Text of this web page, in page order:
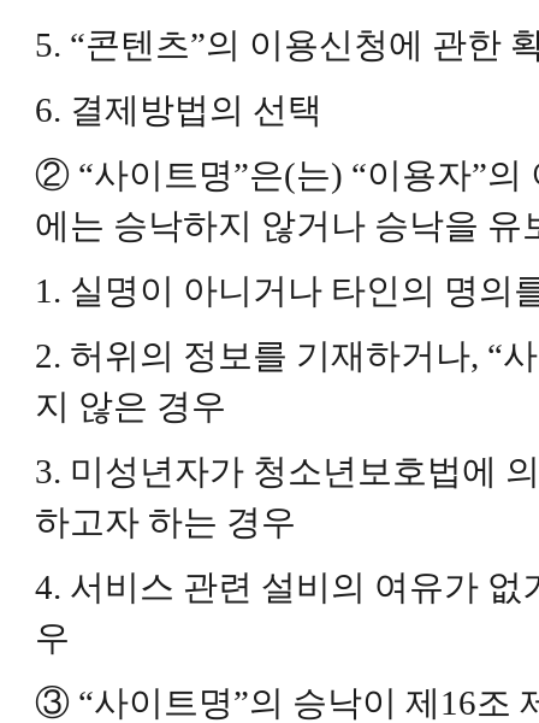
5. “콘텐츠”의 이용신청에 관한
6. 결제방법의 선택
② “사이트명”은(는) “이용자”의
에는 승낙하지 않거나 승낙을 유
1. 실명이 아니거나 타인의 명의
2. 허위의 정보를 기재하거나, “
지 않은 경우
3. 미성년자가 청소년보호법에
하고자 하는 경우
4. 서비스 관련 설비의 여유가
우
③ “사이트명”의 승낙이 제16조